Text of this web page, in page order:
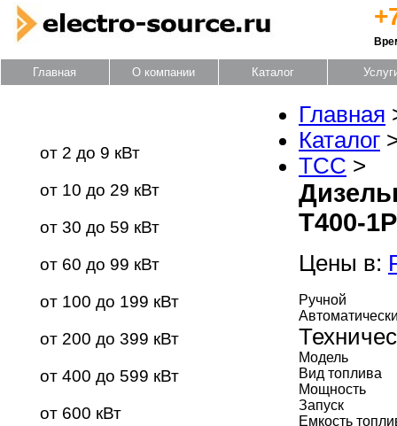
Главная О компании Каталог
от 2 до 9 кВт
от 10 до 29 кВт
от 30 до 59 кВт
от 60 до 99 кВт
от 100 до 199 кВт
от 200 до 399 кВт
от 400 до 599 кВт
от 600 кВт
Главная
Каталог
ТСС >
Т400-
Цены в:
Ручной
Модель
Вид топлива
Мощность
Запуск
Емкость